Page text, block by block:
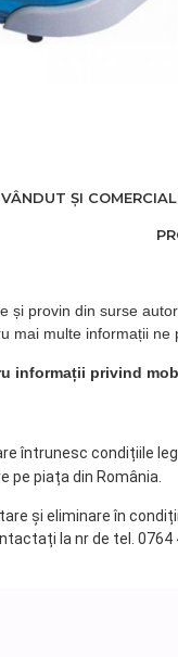
ȘI
și provin din surse
mai multe informații
informații privind
întrunesc condițiile
pe piața din România.
și eliminare în
la nr de tel. 0764